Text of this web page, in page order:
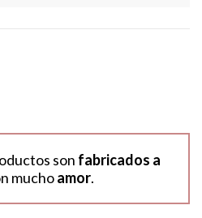
son fabricados a
muchoamor.